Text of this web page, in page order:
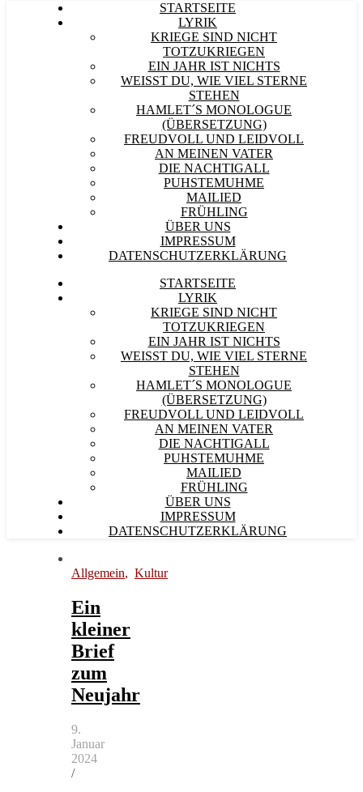
STARTSEITE
LYRIK
KRIEGE SIND NICHT
TOTZUKRIEGEN
EIN JAHR IST NICHTS
WEISST DU, WIE VIEL STERNE S
TEHEN
HAMLET´S MONOLOGUE
(ÜBERSETZUNG)
FREUDVOLL UND LEIDVOLL
AN MEINEN VATER
DIE NACHTIGALL
PUHSTEMUHME
MAILIED
FRÜHLING
ÜBER UNS
IMPRESSUM
DATENSCHUTZERKLÄRUNG
STARTSEITE
LYRIK
KRIEGE SIND NICHT
TOTZUKRIEGEN
EIN JAHR IST NICHTS
WEISST DU, WIE VIEL STERNE S
TEHEN
HAMLET´S MONOLOGUE
(ÜBERSETZUNG)
FREUDVOLL UND LEIDVOLL
AN MEINEN VATER
DIE NACHTIGALL
PUHSTEMUHME
MAILIED
FRÜHLING
ÜBER UNS
IMPRESSUM
DATENSCHUTZERKLÄRUNG
Allgemein, Kultur
Ein
kleiner
Brief
zum
Neujahr
9.
Januar
2024
/